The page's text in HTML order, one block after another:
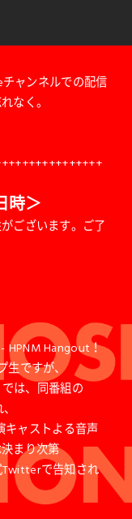
ャンネルでの配信
なく。
時＞
ございます。ご了
HPNM Hangout！
生ですが、
は、同番組の
ャストよる音声
まり次第
Twitterで告知され